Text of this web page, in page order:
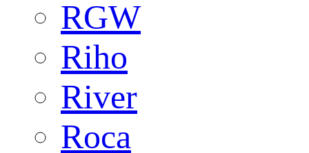
RGW
Riho
River
Roca